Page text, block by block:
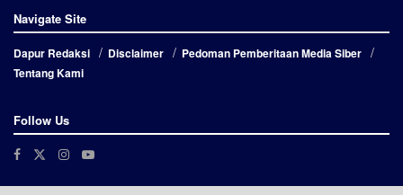
Navigate Site
Dapur Redaksi Disclaimer
Pedoman Pemberitaan Media Siber
Tentang Kami
Follow Us